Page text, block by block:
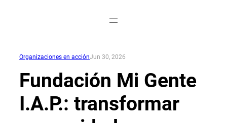
Organizaciones en acciónJun 30, 2026
Fundación Mi Gente
I.A.P.: transformar